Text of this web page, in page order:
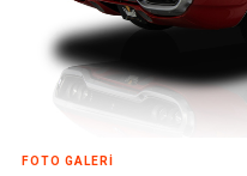
FOTO GALERI